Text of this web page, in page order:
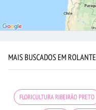
MAIS BUSCADOS EM ROLANTE
FLORICULTURA RIBEIRÃO PRETO